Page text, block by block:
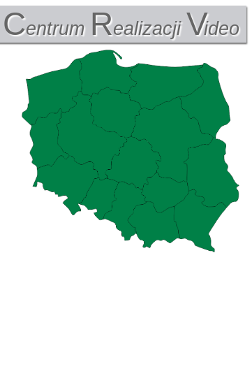
Centrum Realizacji Video